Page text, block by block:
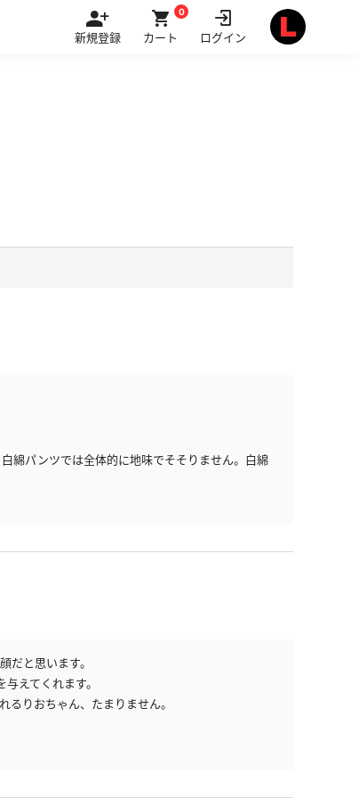
新規登録 カート
0
ログイン
綿パンツでは全体的に地味でそそりません。白綿
だと思います。
えてくれます。
るりおちゃん、たまりません。